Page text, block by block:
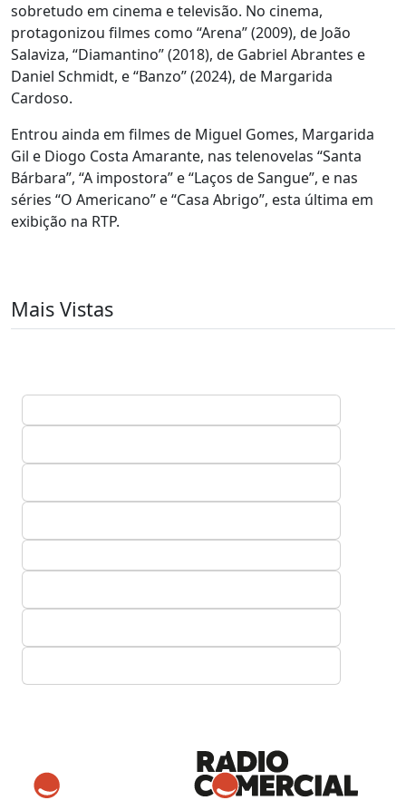
sobretudo em cinema e televisão. No cinema,
protagonizou filmes como “Arena” (2009), de João
Salaviza, “Diamantino” (2018), de Gabriel Abrantes e
Daniel Schmidt, e “Banzo” (2024), de Margarida
Cardoso.
Entrou ainda em filmes de Miguel Gomes, Margarida
Gil e Diogo Costa Amarante, nas telenovelas “Santa
Bárbara”, “A impostora” e “Laços de Sangue”, e nas
séries “O Americano” e “Casa Abrigo”, esta última em
exibição na RTP.
Mais Vistas